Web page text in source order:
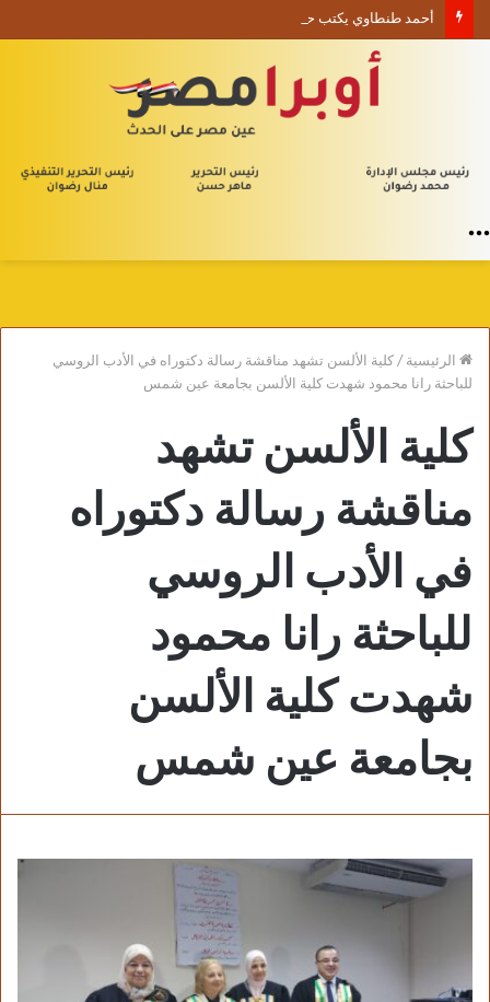
أحمد طنطاوي يكتب حين يصبح الوجود علامة استفهام
الرئيسية/كلية الألسن تشهد مناقشة رسالة دكتوراه في الأدب الروسي
للباحثة رانا محمود شهدت كلية الألسن بجامعة عين شمس
كلية الألسن تشهد
مناقشة رسالة دكتوراه
في الأدب الروسي
للباحثة رانا محمود
شهدت كلية الألسن
بجامعة عين شمس